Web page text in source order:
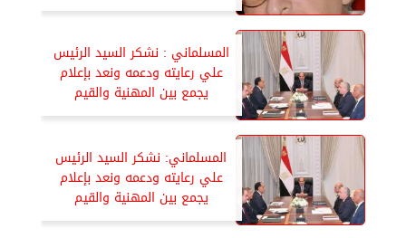
المسلماني : نشكر السيد الرئيس
علي رعايته ودعمه ونعد بإعلام
يجمع بين المهنية والقيم
المسلماني: نشكر السيد الرئيس
علي رعايته ودعمه ونعد بإعلام
يجمع بين المهنية والقيم